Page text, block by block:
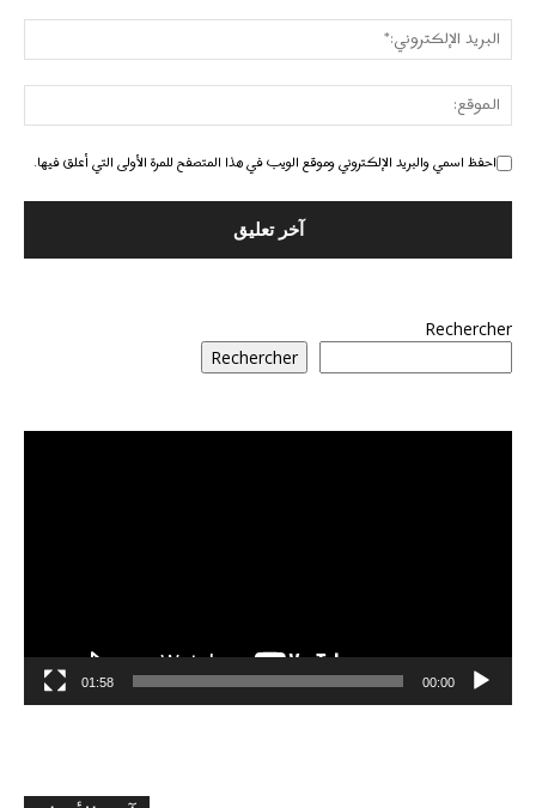
احفظ اسمي والبريد الإلكتروني وموقع الويب في هذا المتصفح للمرة الأولى التي أعلق فيها.
Rechercher
Rechercher
00:00
01:58